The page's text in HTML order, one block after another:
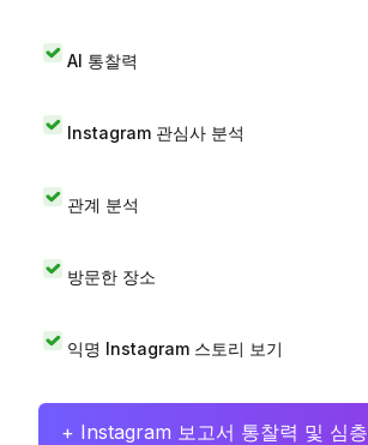
AI 통찰력
Instagram 관심사 분석
관계 분석
방문한 장소
익명 Instagram 스토리 보기
+ Instagram 보고서 통찰력 및 심